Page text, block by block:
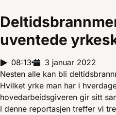
uventede
Reportasjelengde:
08:13 Utgivelsesdato:
3 januar 2022
Nesten alle kan bli
Hvilket yrke man har i
hovedarbeidsgiveren gir sitt
I denne reportasjen treffer vi